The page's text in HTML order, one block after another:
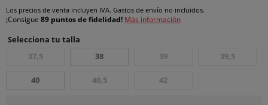
Los precios de venta incluyen IVA. Gastos de envío no incluidos.
¡Consigue 89 puntos de fidelidad! Más información
Selecciona tu talla
37,5
38 39 39,5
40 40,5 42